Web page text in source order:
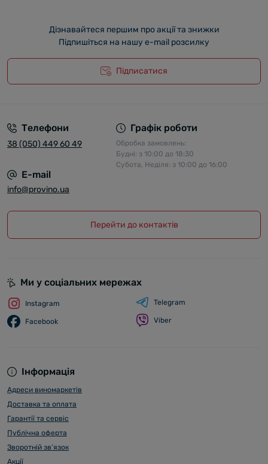
Дізнавайтеся першим про акції та знижки
Підпишіться на нашу e-mail розсилку
Підписатися
Телефони
38 (050) 449 60 49
Графік роботи
Обробка замовлень:
Будні: з 10:00 до 18:30
Субота, Неділя: з 10:00 до 16:00
E-mail
info@provino.ua
Перейти до контактів
Інформація
Адреси виномаркетів
Доставка та оплата
Гарантії та сервіс
Публічна оферта
Зворотній зв’язок
Акції
Ми у соціальних мережах
Instagram
Facebook
Telegram
Viber